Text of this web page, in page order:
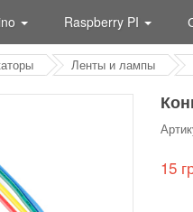
Raspberry PI
Ленты и лампы
15